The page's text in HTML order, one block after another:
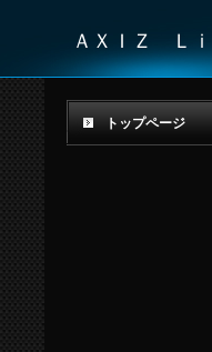
ＡＸＩＺ Ｌ
トップページ